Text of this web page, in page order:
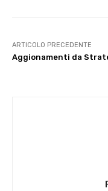
ARTICOLO PRECEDENTE
Aggionamenti da